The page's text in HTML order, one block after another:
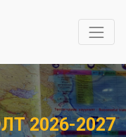
2026-2027